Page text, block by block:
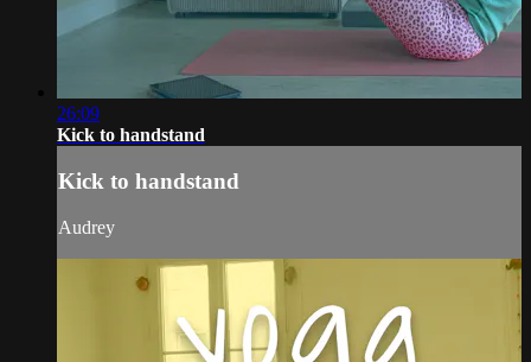
26:09
Kick to handstand
Kick to handstand
Audrey